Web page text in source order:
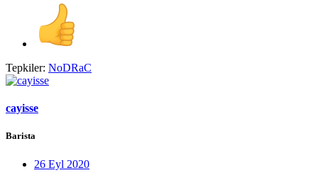
Tepkiler: NoDRaC
cayisse
Barista
26 Eyl 2020